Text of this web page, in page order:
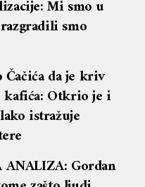
Mi smo u
smo
da je kriv
kafića: Otkrio je i
istražuje
ANALIZA: Gordan